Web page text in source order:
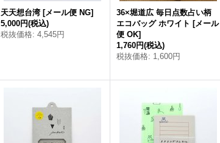
天天想台湾 [メール便 NG]
5,000円(税込)
税抜価格: 4,545円
36×堀道広 毎日点数占い柄
エコバッグ ホワイト [メール
便 OK]
1,760円(税込)
税抜価格: 1,600円